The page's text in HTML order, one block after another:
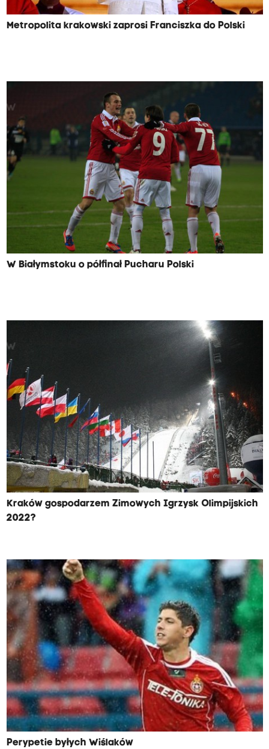
Metropolita krakowski zaprosi Franciszka do Polski
W Białymstoku o półfinał Pucharu Polski
Kraków gospodarzem Zimowych Igrzysk Olimpijskich
2022?
Perypetie byłych Wiślaków